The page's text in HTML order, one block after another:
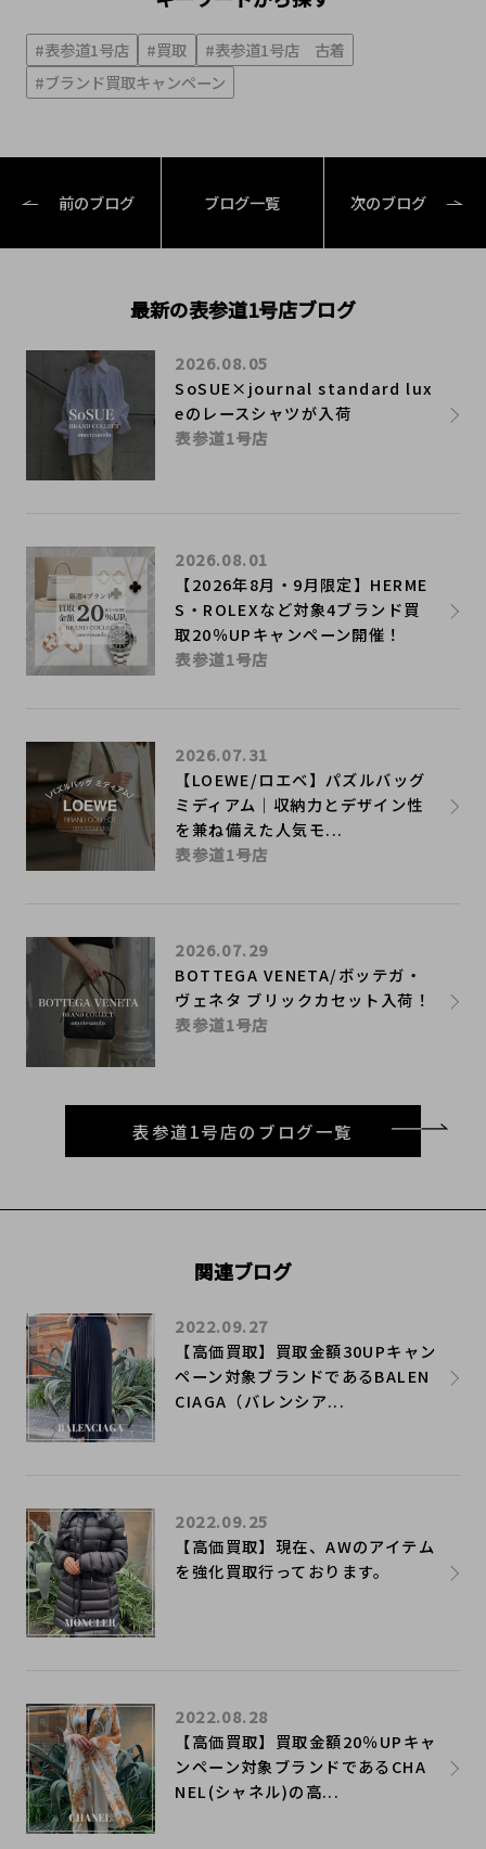
#表参道1号店 #買取
#表参道1号店 古着
#ブランド買取キャンペーン
前のブログ ブログ一覧 次のブログ
最新の表参道1号店ブログ
SoSUE×journal standard lux
eのレースシャツが入荷
2026.08.05
表参道1号店
【2026年8月・9月限定】HERME
S・ROLEXなど対象4ブランド買
取20％UPキャンペーン開催！
2026.08.01
表参道1号店
【LOEWE/ロエベ】パズルバッグ
ミディアム｜収納力とデザイン性
を兼ね備えた人気モ...
2026.07.31
表参道1号店
BOTTEGA VENETA/ボッテガ・
ヴェネタ ブリックカセット入荷！
2026.07.29
表参道1号店
表参道1号店のブログ一覧
関連ブログ
【高価買取】買取金額30UPキャン
ペーン対象ブランドであるBALEN
CIAGA（バレンシア...
2022.09.27
【高価買取】現在、AWのアイテム
を強化買取行っております。
2022.09.25
【高価買取】買取金額20％UPキャ
ンペーン対象ブランドであるCHA
NEL(シャネル)の高...
2022.08.28